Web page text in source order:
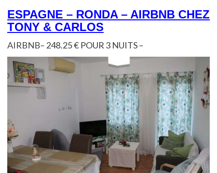
ESPAGNE – RONDA – AIRBNB CHEZ
TONY & CARLOS
AIRBNB– 248.25 € POUR 3 NUITS –